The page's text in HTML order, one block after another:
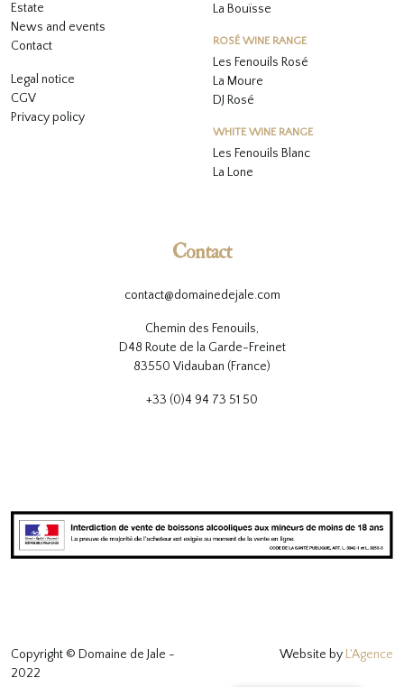
Estate
News and events
Contact
Legal notice
CGV
Privacy policy
La Bouïsse
ROSÉ WINE RANGE
Les Fenouils Rosé
La Moure
DJ Rosé
WHITE WINE RANGE
Les Fenouils Blanc
La Lone
Contact
contact@domainedejale.com
Chemin des Fenouils,
D48 Route de la Garde-Freinet
83550 Vidauban (France)
+33 (0)4 94 73 51 50
Copyright © Domaine de Jale -
2022
Website by L'Agence